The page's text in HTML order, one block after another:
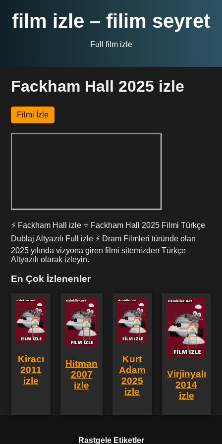
film izle – filim seyret
Full film izle
Fackham Hall 2025 izle
Filmi İzle
⚡ Fackham Hall izle ⭐ Fackham Hall 2025 Filmi Türkçe
Dublaj Altyazılı Full izle ⚡ Dram Filmleri türünde olan
2025 yılında vizyona giren filmi sitemizden Türkçe
Altyazılı olarak izleyin.
En Çok İzlenenler
Kiracı
2011
izle
Hitman
2007
izle
Kurt
Adam
2025
izle
Virjinyalı
2014
izle
Rastgele Etiketler